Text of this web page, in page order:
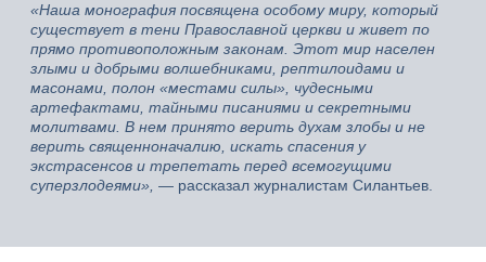
«Наша монография посвящена особому миру, который
существует в тени Православной церкви и живет по
прямо противоположным законам. Этот мир населен
злыми и добрыми волшебниками, рептилоидами и
масонами, полон «местами силы», чудесными
артефактами, тайными писаниями и секретными
молитвами. В нем принято верить духам злобы и не
верить священноначалию, искать спасения у
экстрасенсов и трепетать перед всемогущими
суперзлодеями», — рассказал журналистам Силантьев.